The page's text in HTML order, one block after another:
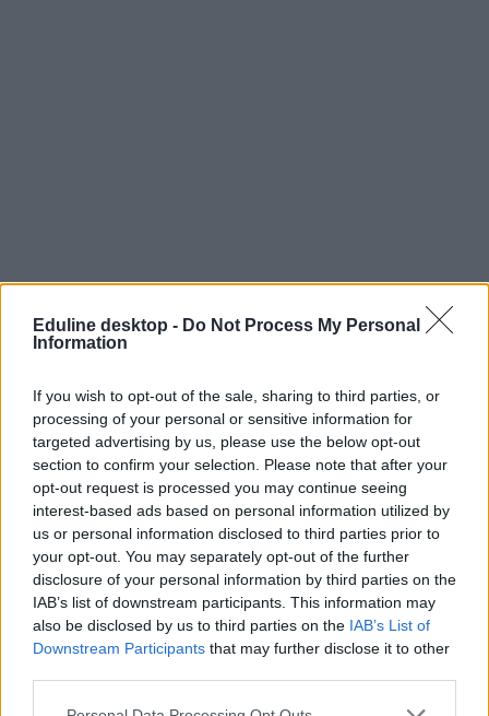
Eduline desktop - Do Not Process My Personal
Information
If you wish to opt-out of the sale, sharing to third parties, or
processing of your personal or sensitive information for
targeted advertising by us, please use the below opt-out
section to confirm your selection. Please note that after your
opt-out request is processed you may continue seeing
interest-based ads based on personal information utilized by
us or personal information disclosed to third parties prior to
your opt-out. You may separately opt-out of the further
disclosure of your personal information by third parties on the
IAB’s list of downstream participants. This information may
also be disclosed by us to third parties on the IAB’s List of
Downstream Participants that may further disclose it to other